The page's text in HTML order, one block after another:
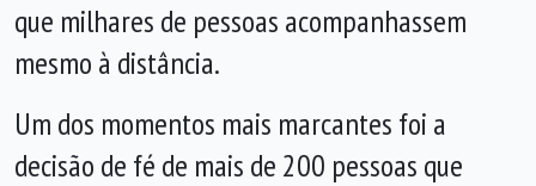
que milhares de pessoas acompanhassem
mesmo à distância.
Um dos momentos mais marcantes foi a
decisão de fé de mais de 200 pessoas que